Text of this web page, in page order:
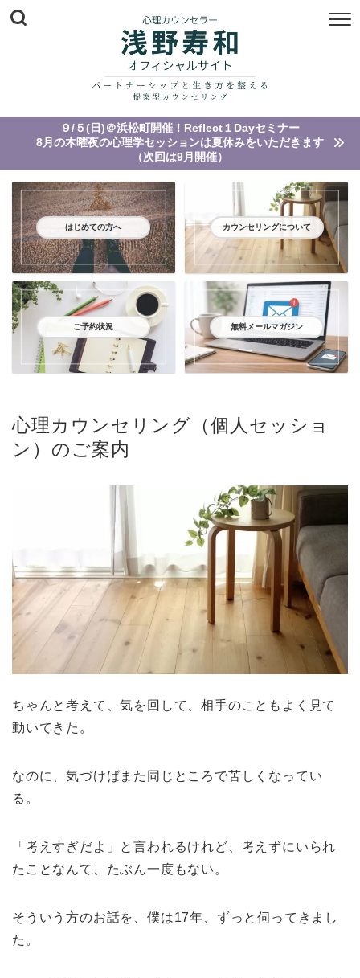
９/５(日)＠浜松町開催！Reflect１Dayセミナー
8月の木曜夜の心理学セッションは夏休みをいただきます
（次回は9月開催）
はじめての方へ カウンセリングについて
ご予約状況 無料メールマガジン
心理カウンセリング（個人セッショ
ン）のご案内
ちゃんと考えて、気を回して、相手のこともよく見て
動いてきた。
なのに、気づけばまた同じところで苦しくなってい
る。
「考えすぎだよ」と言われるけれど、考えずにいられ
たことなんて、たぶん一度もない。
そういう方のお話を、僕は17年、ずっと伺ってきまし
た。